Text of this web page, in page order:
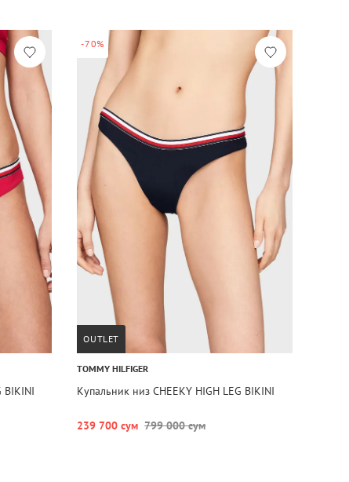
BIKINI
-70%
OUTLET
TOMMY HILFIGER
Купальник низ CHEEKY HIGH LEG BIKINI
239 700 сум 799 000 сум